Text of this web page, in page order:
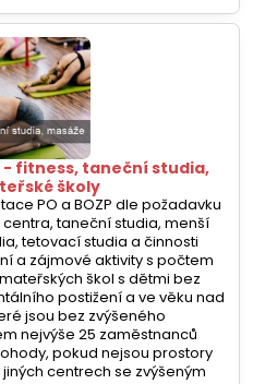
- fitness, taneční studia,
školy
PO a BOZP dle požadavku
taneční studia, menší
tetovací studia a činnosti
a zájmové aktivity s počtem
škol s dětmi bez
postižení a ve věku nad
jsou bez zvýšeného
nejvýše 25 zaměstnanců
pokud nejsou prostory
centrech se zvýšeným